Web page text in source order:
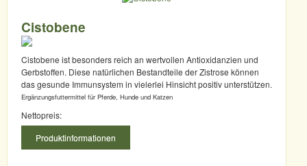
Cistobene
Cistobene ist besonders reich an wertvollen Antioxidanzien und
Gerbstoffen. Diese natürlichen Bestandteile der Zistrose können
das gesunde Immunsystem in vielerlei Hinsicht positiv unterstützen.
Ergänzungsfuttermittel für Pferde, Hunde und Katzen
Nettopreis:
Produktinformationen